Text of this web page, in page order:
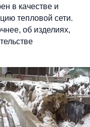
в качестве и
тепловой сети.
об изделиях,